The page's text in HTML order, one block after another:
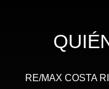
RE/MAX COSTA